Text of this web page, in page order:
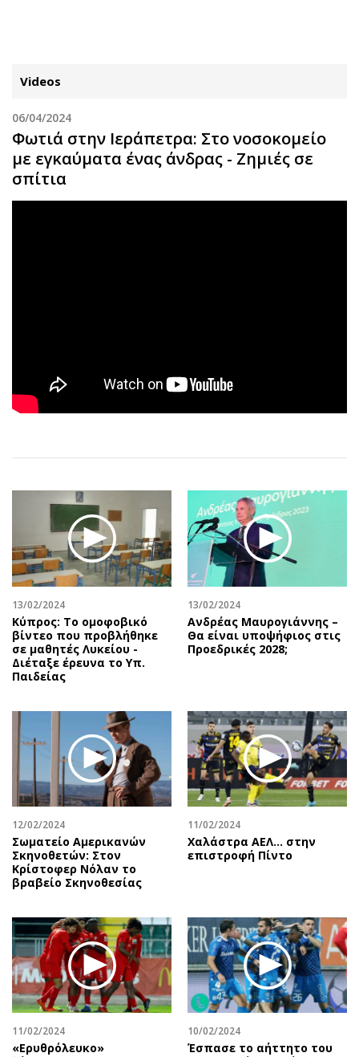
ΚΑΤΗΓΟΡΙΕΣ ΣΥΝΔΕΣΗ
Κύπρος
Παιδεία
Αθλητισμός
Κύπρος
Οικονομική
Real Estate
Επιχειρήσεις
Αγορές
Money Review
AstroBank Properties
Trends
Ενέργεια
Περιβάλλον
Ελλάδα
Παράξενα
Σινεμά
Θέατρο-Χορός
Μουσική
Βιβλίο
Χειρόγραφα
Απόψεις
Geek
Αφιερώματα
Πολιτική
Οικονομία
Γενικά
Αναδρομές
Πρόσωπα
Περιβάλλον
Good Life
Ταξίδια
Συνταγές
Έξοδος
Media
Wine routes
Podcasts
Προσωπικότητες στην ''Κ''
Επιστολές
Videos
06/04/2024
Φωτιά στην Ιεράπετρα: Στο νοσοκομείο
με εγκαύματα ένας άνδρας - Ζημιές σε
σπίτια
13/02/2024
Κύπρος: Το ομοφοβικό
βίντεο που προβλήθηκε
σε μαθητές Λυκείου -
Διέταξε έρευνα το Υπ.
Παιδείας
13/02/2024
Ανδρέας Μαυρογιάννης –
Θα είναι υποψήφιος στις
Προεδρικές 2028;
12/02/2024
Σωματείο Αμερικανών
Σκηνοθετών: Στον
Κρίστοφερ Νόλαν το
βραβείο Σκηνοθεσίας
11/02/2024
Χαλάστρα ΑΕΛ... στην
επιστροφή Πίντο
11/02/2024
«Ερυθρόλευκο»
10/02/2024
Έσπασε το αήττητο του